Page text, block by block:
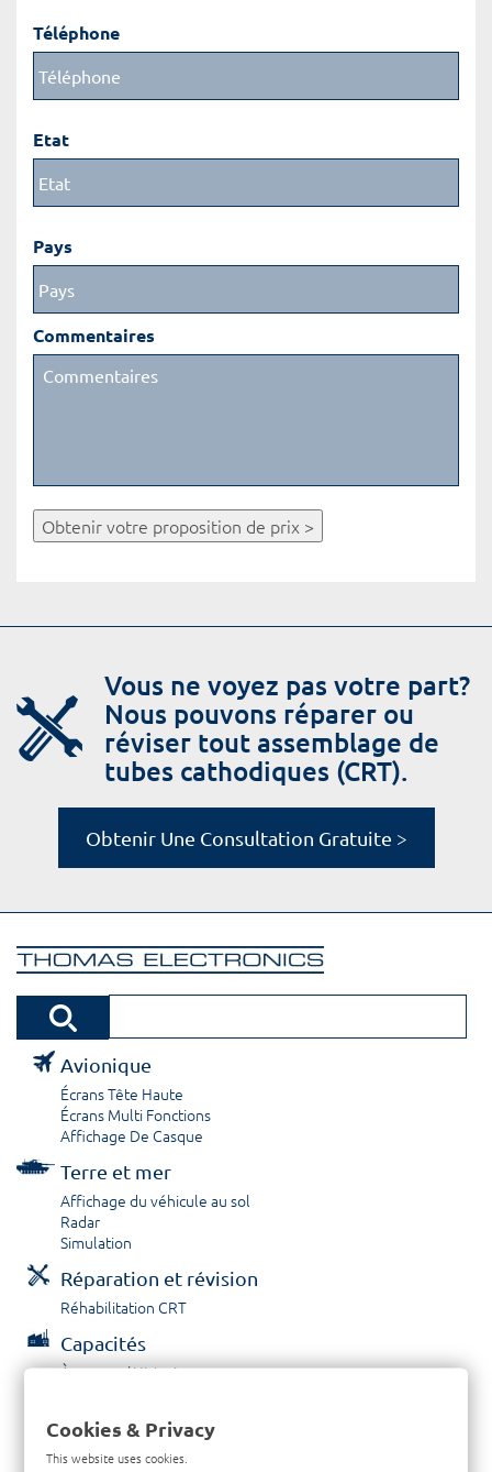
Téléphone
Etat
Pays
Commentaires
Obtenir votre proposition de prix >
Vous ne voyez pas votre part?
Nous pouvons réparer ou
réviser tout assemblage de
tubes cathodiques (CRT).
Obtenir Une Consultation Gratuite >
Avionique
Écrans Tête Haute
Écrans Multi Fonctions
Affichage De Casque
Terre et mer
Affichage du véhicule au sol
Radar
Simulation
Réparation et révision
Réhabilitation CRT
Capacités
À propos / Historique
Contactez nous
Cookies & Privacy
This website uses cookies.